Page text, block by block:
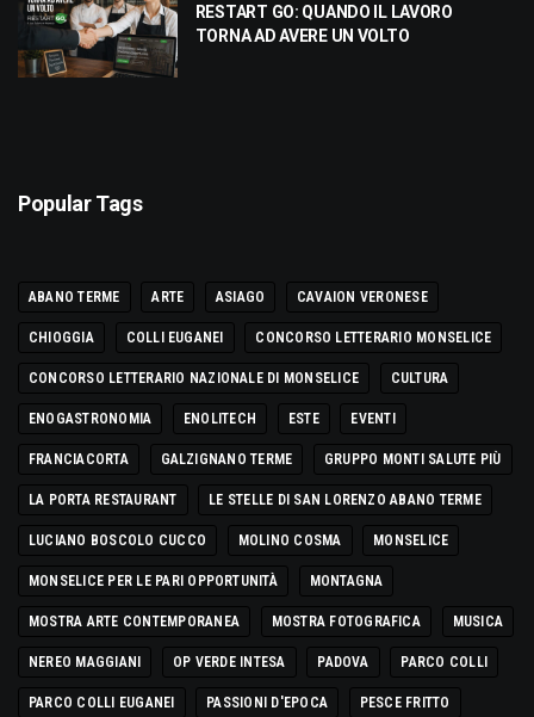
RESTART GO: QUANDO IL LAVORO
TORNA AD AVERE UN VOLTO
Popular Tags
ABANO TERME ARTE ASIAGO CAVAION VERONESE
CHIOGGIA COLLI EUGANEI CONCORSO LETTERARIO MONSELICE
CONCORSO LETTERARIO NAZIONALE DI MONSELICE CULTURA
ENOGASTRONOMIA ENOLITECH ESTE EVENTI
FRANCIACORTA GALZIGNANO TERME GRUPPO MONTI SALUTE PIÙ
LA PORTA RESTAURANT LE STELLE DI SAN LORENZO ABANO TERME
LUCIANO BOSCOLO CUCCO MOLINO COSMA MONSELICE
MONSELICE PER LE PARI OPPORTUNITÀ MONTAGNA
MOSTRA ARTE CONTEMPORANEA MOSTRA FOTOGRAFICA MUSICA
NEREO MAGGIANI OP VERDE INTESA PADOVA PARCO COLLI
PARCO COLLI EUGANEI PASSIONI D'EPOCA PESCE FRITTO